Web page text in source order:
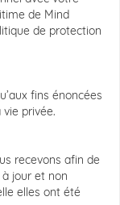
de Mind
de protection
fins énoncées
privée.
recevons afin de
jour et non
elles ont été